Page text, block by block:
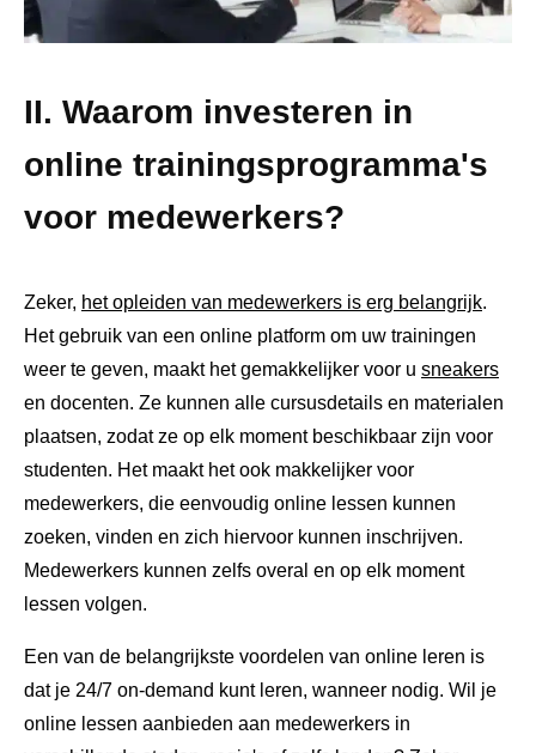
II. Waarom investeren in
online trainingsprogramma's
voor medewerkers?
Zeker, het opleiden van medewerkers is erg belangrijk.
Het gebruik van een online platform om uw trainingen
weer te geven, maakt het gemakkelijker voor u sneakers
en docenten. Ze kunnen alle cursusdetails en materialen
plaatsen, zodat ze op elk moment beschikbaar zijn voor
studenten. Het maakt het ook makkelijker voor
medewerkers, die eenvoudig online lessen kunnen
zoeken, vinden en zich hiervoor kunnen inschrijven.
Medewerkers kunnen zelfs overal en op elk moment
lessen volgen.
Een van de belangrijkste voordelen van online leren is
dat je 24/7 on-demand kunt leren, wanneer nodig. Wil je
online lessen aanbieden aan medewerkers in